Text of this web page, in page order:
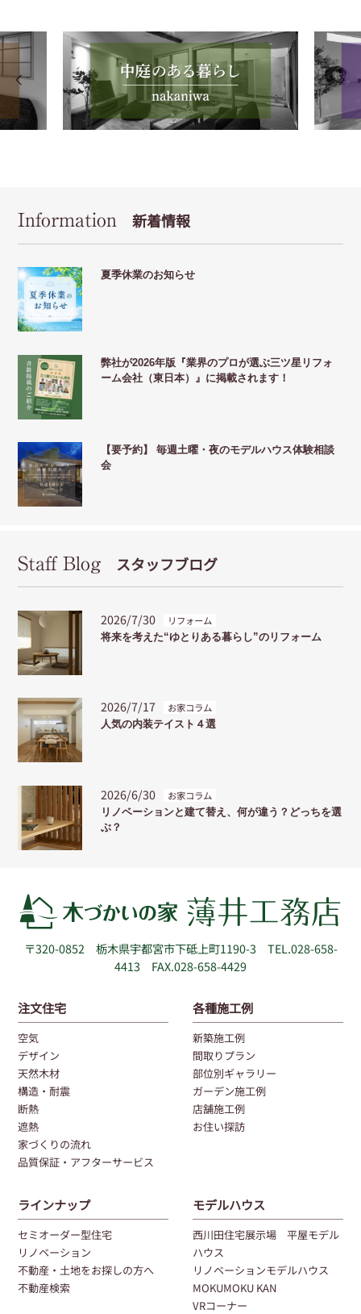
Information 新着情報
夏季休業のお知らせ
弊社が2026年版『業界のプロが選ぶ三ツ星リフォ
ーム会社（東日本）』に掲載されます！
【要予約】 毎週土曜・夜のモデルハウス体験相談
会
Staff Blog スタッフブログ
2026/7/30 リフォーム
将来を考えた“ゆとりある暮らし”のリフォーム
2026/7/17 お家コラム
人気の内装テイスト４選
2026/6/30 お家コラム
リノベーションと建て替え、何が違う？どっちを選
ぶ？
〒320-0852 栃木県宇都宮市下砥上町1190-3
TEL.028-658-
4413 FAX.028-658-4429
注文住宅
空気
デザイン
天然木材
構造・耐震
断熱
遮熱
家づくりの流れ
品質保証・アフターサービス
各種施工例
新築施工例
間取りプラン
部位別ギャラリー
ガーデン施工例
店舗施工例
お住い探訪
ラインナップ
セミオーダー型住宅
リノベーション
不動産・土地をお探しの方へ
不動産検索
モデルハウス
西川田住宅展示場 平屋モデル
ハウス
リノベーションモデルハウス
MOKUMOKU KAN
VRコーナー